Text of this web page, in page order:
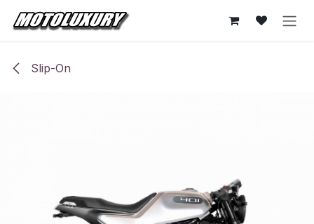
Ir al contenido
Slip-On